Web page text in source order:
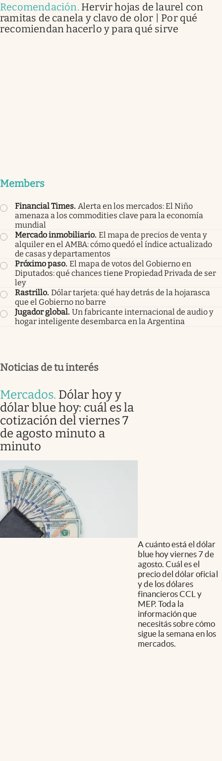
Recomendación. Hervir hojas de laurel con
ramitas de canela y clavo de olor | Por qué
recomiendan hacerlo y para qué sirve
Members
Financial Times. Alerta en los mercados: El Niño
amenaza a los commodities clave para la economía
mundial
Mercado inmobiliario. El mapa de precios de venta y
alquiler en el AMBA: cómo quedó el índice actualizado
de casas y departamentos
Próximo paso. El mapa de votos del Gobierno en
Diputados: qué chances tiene Propiedad Privada de ser
ley
Rastrillo. Dólar tarjeta: qué hay detrás de la hojarasca
que el Gobierno no barre
Jugador global. Un fabricante internacional de audio y
hogar inteligente desembarca en la Argentina
Noticias de tu interés
Mercados. Dólar hoy y
dólar blue hoy: cuál es la
cotización del viernes 7
de agosto minuto a
minuto
A cuánto está el dólar
blue hoy viernes 7 de
agosto. Cuál es el
precio del dólar oficial
y de los dólares
financieros CCL y
MEP. Toda la
información que
necesitás sobre cómo
sigue la semana en los
mercados.